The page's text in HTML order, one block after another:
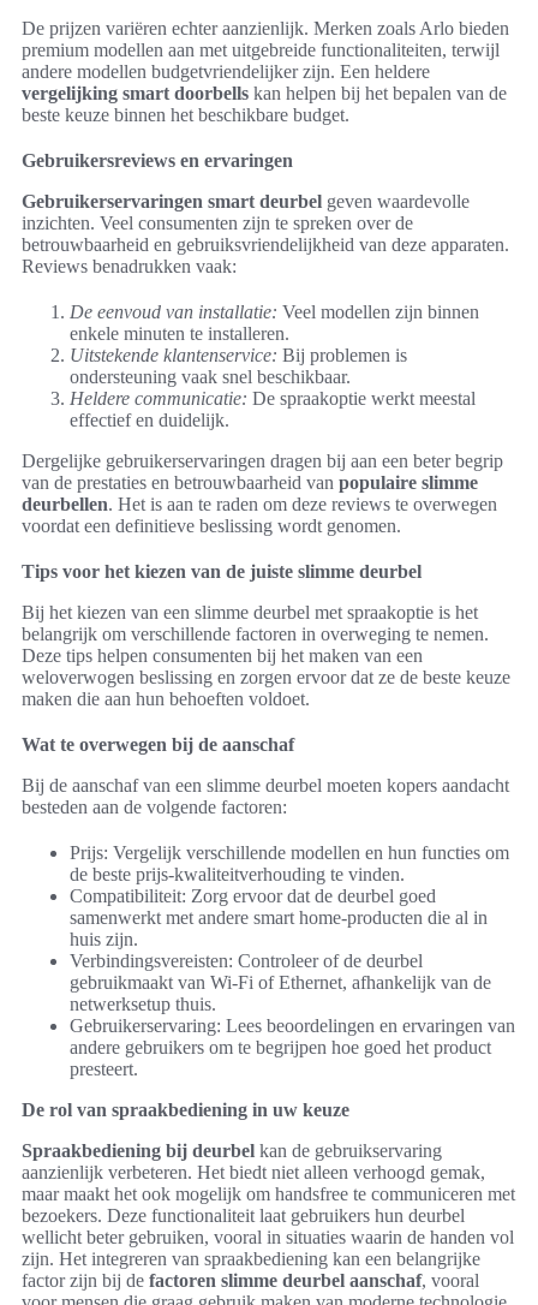
De prijzen variëren echter aanzienlijk. Merken zoals Arlo bieden
premium modellen aan met uitgebreide functionaliteiten, terwijl
andere modellen budgetvriendelijker zijn. Een heldere
vergelijking smart doorbells kan helpen bij het bepalen van de
beste keuze binnen het beschikbare budget.
Gebruikersreviews en ervaringen
Gebruikerservaringen smart deurbel geven waardevolle
inzichten. Veel consumenten zijn te spreken over de
betrouwbaarheid en gebruiksvriendelijkheid van deze apparaten.
Reviews benadrukken vaak:
De eenvoud van installatie: Veel modellen zijn binnen
enkele minuten te installeren.
Uitstekende klantenservice: Bij problemen is
ondersteuning vaak snel beschikbaar.
Heldere communicatie: De spraakoptie werkt meestal
effectief en duidelijk.
Dergelijke gebruikerservaringen dragen bij aan een beter begrip
van de prestaties en betrouwbaarheid van populaire slimme
deurbellen. Het is aan te raden om deze reviews te overwegen
voordat een definitieve beslissing wordt genomen.
Tips voor het kiezen van de juiste slimme deurbel
Bij het kiezen van een slimme deurbel met spraakoptie is het
belangrijk om verschillende factoren in overweging te nemen.
Deze tips helpen consumenten bij het maken van een
weloverwogen beslissing en zorgen ervoor dat ze de beste keuze
maken die aan hun behoeften voldoet.
Wat te overwegen bij de aanschaf
Bij de aanschaf van een slimme deurbel moeten kopers aandacht
besteden aan de volgende factoren:
Prijs: Vergelijk verschillende modellen en hun functies om
de beste prijs-kwaliteitverhouding te vinden.
Compatibiliteit: Zorg ervoor dat de deurbel goed
samenwerkt met andere smart home-producten die al in
huis zijn.
Verbindingsvereisten: Controleer of de deurbel
gebruikmaakt van Wi-Fi of Ethernet, afhankelijk van de
netwerksetup thuis.
Gebruikerservaring: Lees beoordelingen en ervaringen van
andere gebruikers om te begrijpen hoe goed het product
presteert.
De rol van spraakbediening in uw keuze
Spraakbediening bij deurbel kan de gebruikservaring
aanzienlijk verbeteren. Het biedt niet alleen verhoogd gemak,
maar maakt het ook mogelijk om handsfree te communiceren met
bezoekers. Deze functionaliteit laat gebruikers hun deurbel
wellicht beter gebruiken, vooral in situaties waarin de handen vol
zijn. Het integreren van spraakbediening kan een belangrijke
factor zijn bij de factoren slimme deurbel aanschaf, vooral